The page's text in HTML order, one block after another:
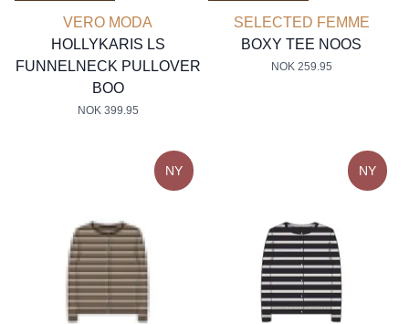
VERO MODA
HOLLYKARIS LS
FUNNELNECK PULLOVER
BOO
NOK 399.95
SELECTED FEMME
BOXY TEE NOOS
NOK 259.95
NY NY